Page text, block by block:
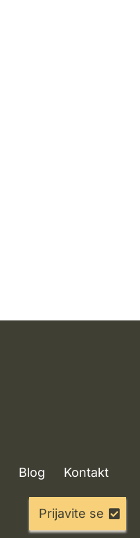
Blog Kontakt
Prijavite se